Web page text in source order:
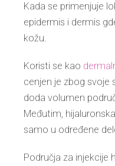
Kada se primenjuje
epidermis i dermis
kožu.
Koristi se kao
cenjen je zbog svoje
doda volumen
Međutim,
samo u određene
Područja za injekcije